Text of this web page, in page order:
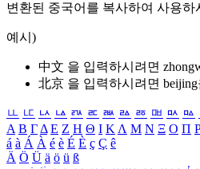
변환된 중국어를 복사하여 사용하
예시)
中文 을 입력하시려면
北京 을 입력하시려면 beijing
ㅥ ㅦ ㅧ ㅨ ㅩ ㅪ ㅫ ㅬ ㅭ ㅮ ㅯ ㅰ
Α Β ΓΔ Ε Ζ Η Θ Ι ΚΛ Μ Ν Ξ Ο Π
á à Á À é è É È ç Ç ê
Ä Ö Ü ä ö ü ß